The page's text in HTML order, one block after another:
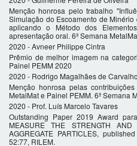
Menção honrosa pelo trabalho
Simulação do Escoamento de
aplicando o Método dos
apresentação oral. 6ª Semana
2020 - Avneer Philippe Cintra
Prêmio de melhor imagem na
Painel PEMM 2020
2020 - Rodrigo Magalhães de Carvalho
Menção honrosa pelas
MetalMat e Painel PEMM. 6ª Semana
2020 - Prof. Luís Marcelo Tavares
Outstanding Paper 2019 Award
MEASURE THE STRENGTH
AGGREGATE PARTICLES,
52:77, RILEM.